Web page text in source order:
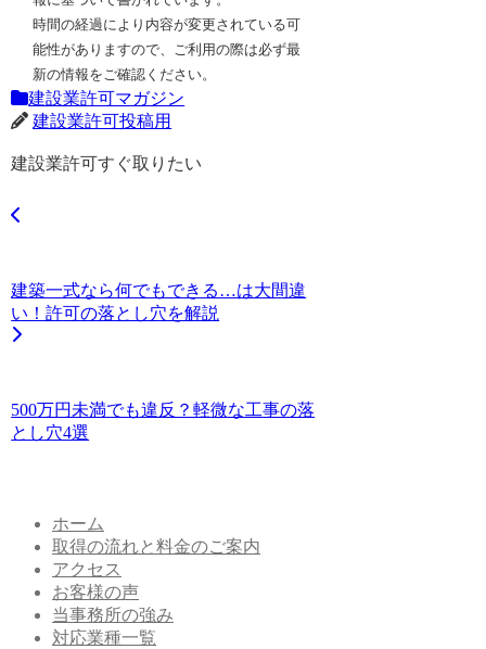
時間の経過により内容が変更されている可
能性がありますので、ご利用の際は必ず最
新の情報をご確認ください。
建設業許可マガジン
建設業許可投稿用
建設業許可すぐ取りたい
建築一式なら何でもできる…は大間違
い！許可の落とし穴を解説
500万円未満でも違反？軽微な工事の落
とし穴4選
ホーム
取得の流れと料金のご案内
アクセス
お客様の声
当事務所の強み
対応業種一覧